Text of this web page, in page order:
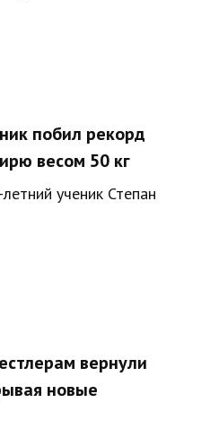
побил рекорд
весом 50 кг
ученик Степан
вернули
новые